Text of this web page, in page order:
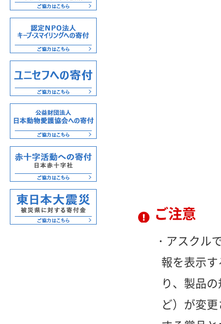
ご注意
アスクル
報を表示
り、製品
ど）が変